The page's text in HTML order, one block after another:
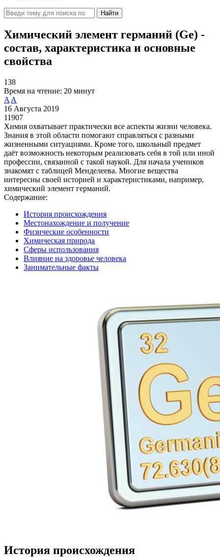
Найти
Химический элемент германий (Ge) -
состав, характеристика и основные
свойства
138
Время на чтение: 20 минут
A A
16 Августа 2019
11907
Химия охватывает практически все аспекты жизни человека.
Знания в этой области помогают справляться с разными
жизненными ситуациями. Кроме того, школьный предмет
даёт возможность некоторым реализовать себя в той или иной
профессии, связанной с такой наукой. Для начала учеников
знакомят с таблицей Менделеева. Многие вещества
интересны своей историей и характеристиками, например,
химический элемент германий.
Содержание:
История происхождения
Местонахождение и получение
Физические особенности
Химическая природа
Сферы использования
Влияние на здоровье человека
Занимательные факты
История происхождения